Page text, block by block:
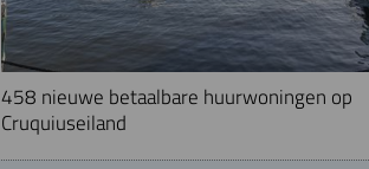
458 nieuwe betaalbare huurwoningen op
Cruquiuseiland